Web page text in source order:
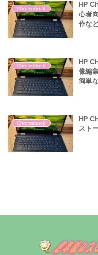
Chromebook
HP
心者
作な
Chromebook
HP
像編
簡単
Chromebook
HP
スト